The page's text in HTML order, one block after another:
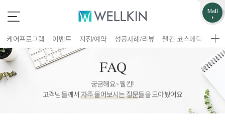
Mall
케어프로그램 이벤트 지점/예약 성공사례/리뷰 웰킨 코스메틱 웰
FAQ
궁금해요~ 웰킨!!
고객님들께서자주 물어보시는 질문들을 모아봤어요
고객불편사항
는 필수 입력 항목
지점선택
업무제휴/광고문의
는 필수 입력 항목
구분
업체명